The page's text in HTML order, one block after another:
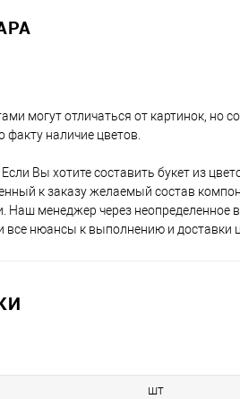
могут отличаться от картинок, но
факту наличие цветов.
Вы хотите составить букет из
к заказу желаемый состав
менеджер через неопределенное
все нюансы к выполнению и доставки
шт